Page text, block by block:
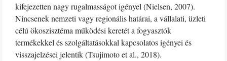
kifejezetten nagy rugalmasságot igényel (Nielsen, 2007).
Nincsenek nemzeti vagy regionális határai, a vállalati, üzleti
célú ökoszisztéma működési keretét a fogyasztók
termékekkel és szolgáltatásokkal kapcsolatos igényei és
visszajelzései jelentik (Tsujimoto et al., 2018).